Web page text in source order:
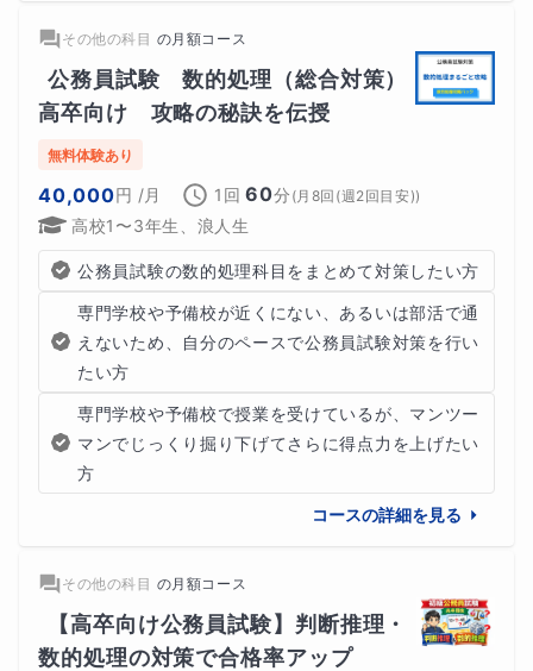
その他の科目 の月額コース
公務員試験　数的処理（総合対策）
高卒向け　攻略の秘訣を伝授
無料体験あり
40,000円 /月 1回 60分 ( 月8回(週2回目安))
高校1〜3年生、浪人生
公務員試験の数的処理科目をまとめて対策したい方
専門学校や予備校が近くにない、あるいは部活で通
えないため、自分のペースで公務員試験対策を行い
たい方
専門学校や予備校で授業を受けているが、マンツー
マンでじっくり掘り下げてさらに得点力を上げたい
方
コースの詳細を見る
その他の科目 の月額コース
【高卒向け公務員試験】判断推理・
数的処理の対策で合格率アップ